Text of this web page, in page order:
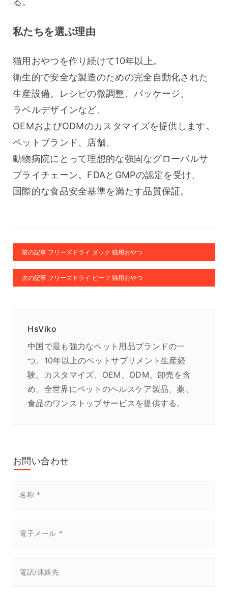
私たちを選ぶ理由
猫用おやつを作り続けて10年以上。
衛生的で安全な製造のための完全自動化された
生産設備。レシピの微調整、パッケージ、
ラベルデザインなど、
OEMおよびODMのカスタマイズを提供します。
ペットブランド、店舗、
動物病院にとって理想的な強固なグローバルサ
プライチェーン。FDAとGMPの認定を受け、
国際的な食品安全基準を満たす品質保証。
前の記事 フリーズドライ ダック 猫用おやつ
次の記事 フリーズドライ ビーフ 猫用おやつ
HsViko
中国で最も強力なペット用品ブランドの一
つ。10年以上のペットサプリメント生産経
験。カスタマイズ、OEM、ODM、卸売を含
め、全世界にペットのヘルスケア製品、薬、
食品のワンストップサービスを提供する。
お問い合わせ